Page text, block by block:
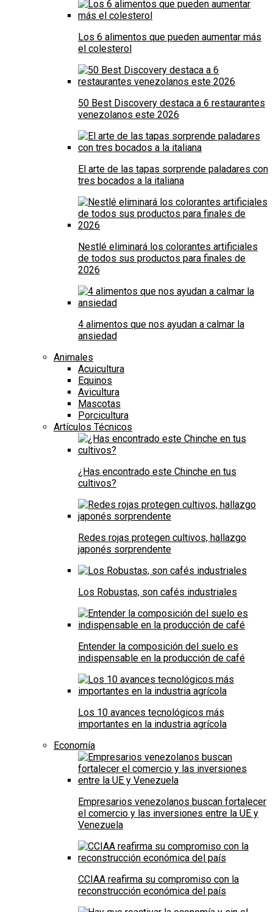
Los 6 alimentos que pueden aumentar más
el colesterol
50 Best Discovery destaca a 6 restaurantes
venezolanos este 2026
El arte de las tapas sorprende paladares con
tres bocados a la italiana
Nestlé eliminará los colorantes artificiales
de todos sus productos para finales de
2026
4 alimentos que nos ayudan a calmar la
ansiedad
Animales
Acuicultura
Equinos
Avicultura
Mascotas
Porcicultura
Artículos Técnicos
¿Has encontrado este Chinche en tus
cultivos?
Redes rojas protegen cultivos, hallazgo
japonés sorprendente
Los Robustas, son cafés industriales
Entender la composición del suelo es
indispensable en la producción de café
Los 10 avances tecnológicos más
importantes en la industria agrícola
Economía
Empresarios venezolanos buscan fortalecer
el comercio y las inversiones entre la UE y
Venezuela
CCIAA reafirma su compromiso con la
reconstrucción económica del país